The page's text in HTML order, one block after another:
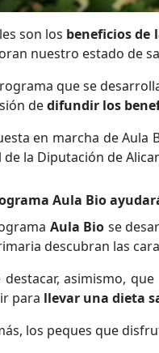
son los beneficios de
nuestro estado de
que se
dedifundir los
en marcha de Aula
de la Diputación de
Aula Bio
Aula Bio se
descubran las
destacar, asimismo,
para llevar una dieta
los peques que